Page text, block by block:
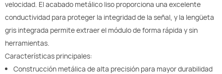
velocidad. El acabado metálico liso proporciona una excelente
conductividad para proteger la integridad de la señal, y la lengüeta
gris integrada permite extraer el módulo de forma rápida y sin
herramientas.
Características principales:
Construcción metálica de alta precisión para mayor durabilidad